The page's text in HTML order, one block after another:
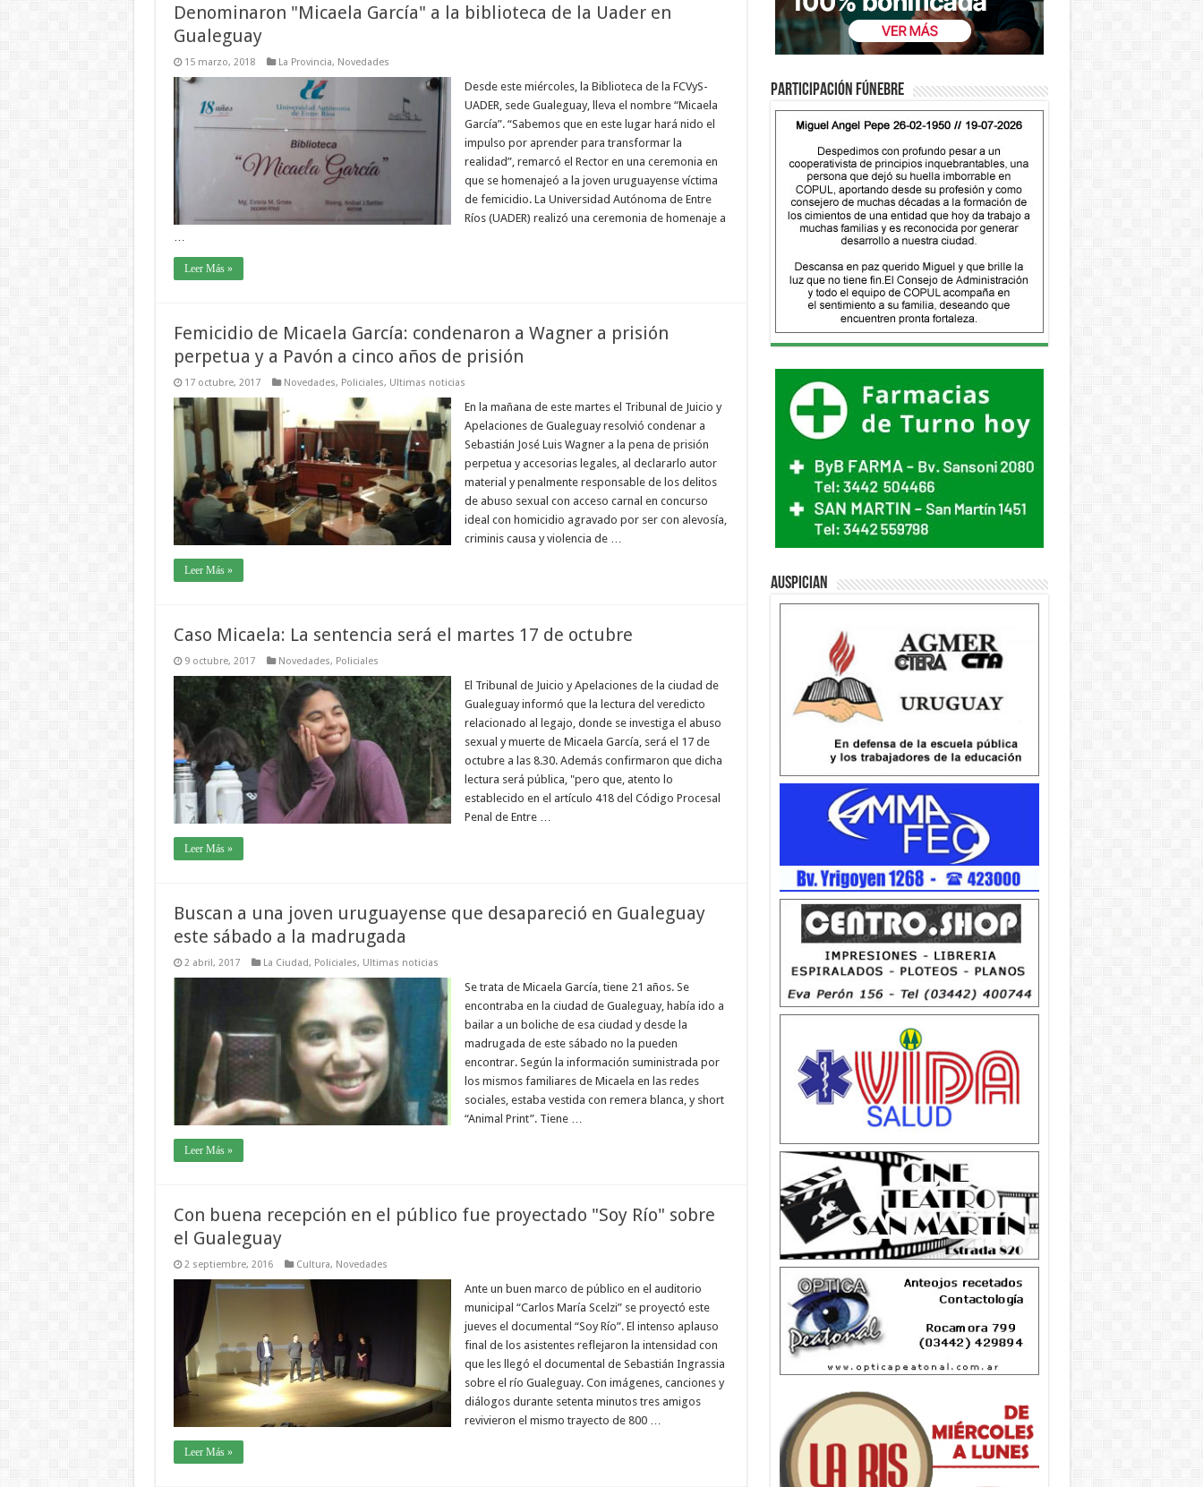
Denominaron "Micaela García" a la biblioteca de la Uader en
Gualeguay
15 marzo, 2018 La Provincia, Novedades
Desde este miércoles, la Biblioteca de la FCVyS-
UADER, sede Gualeguay, lleva el nombre “Micaela
García”. “Sabemos que en este lugar hará nido el
impulso por aprender para transformar la
realidad”, remarcó el Rector en una ceremonia en
que se homenajeó a la joven uruguayense víctima
de femicidio. La Universidad Autónoma de Entre
Ríos (UADER) realizó una ceremonia de homenaje a
Leer Más »
Femicidio de Micaela García: condenaron a Wagner a prisión
perpetua y a Pavón a cinco años de prisión
17 octubre, 2017 Novedades, Policiales, Ultimas noticias
En la mañana de este martes el Tribunal de Juicio y
Apelaciones de Gualeguay resolvió condenar a
Sebastián José Luis Wagner a la pena de prisión
perpetua y accesorias legales, al declararlo autor
material y penalmente responsable de los delitos
de abuso sexual con acceso carnal en concurso
ideal con homicidio agravado por ser con alevosía,
criminis causa y violencia de …
Leer Más »
Caso Micaela: La sentencia será el martes 17 de octubre
9 octubre, 2017 Novedades, Policiales
El Tribunal de Juicio y Apelaciones de la ciudad de
Gualeguay informó que la lectura del veredicto
relacionado al legajo, donde se investiga el abuso
sexual y muerte de Micaela García, será el 17 de
octubre a las 8.30. Además confirmaron que dicha
lectura será pública, "pero que, atento lo
establecido en el artículo 418 del Código Procesal
Penal de Entre …
Leer Más »
Buscan a una joven uruguayense que desapareció en Gualeguay
este sábado a la madrugada
2 abril, 2017 La Ciudad, Policiales, Ultimas noticias
Se trata de Micaela García, tiene 21 años. Se
encontraba en la ciudad de Gualeguay, había ido a
bailar a un boliche de esa ciudad y desde la
madrugada de este sábado no la pueden
encontrar. Según la información suministrada por
los mismos familiares de Micaela en las redes
sociales, estaba vestida con remera blanca, y short
“Animal Print”. Tiene …
Leer Más »
Con buena recepción en el público fue proyectado "Soy Río" sobre
el Gualeguay
2 septiembre, 2016 Cultura, Novedades
Ante un buen marco de público en el auditorio
municipal “Carlos María Scelzi” se proyectó este
jueves el documental “Soy Río”. El intenso aplauso
final de los asistentes reflejaron la intensidad con
que les llegó el documental de Sebastián Ingrassia
sobre el río Gualeguay. Con imágenes, canciones y
diálogos durante setenta minutos tres amigos
revivieron el mismo trayecto de 800 …
Leer Más »
Participación fúnebre
Auspician